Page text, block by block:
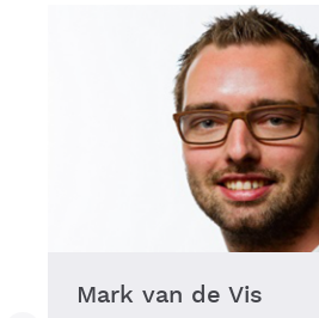
Mark van de Vis